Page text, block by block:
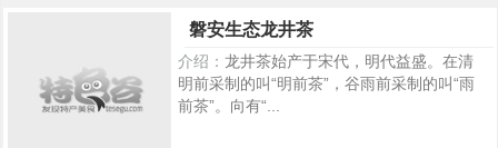
磐安生态龙井茶
介绍： 龙井茶始产于宋代，明代益盛。在清
明前采制的叫“明前茶”，谷雨前采制的叫“雨
前茶”。向有“...